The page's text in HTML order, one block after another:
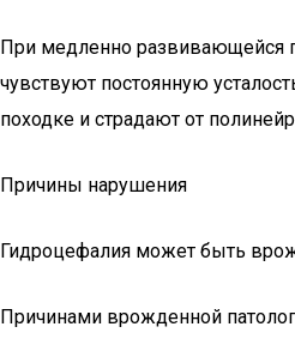
При медленно развивающейся
чувствуют постоянную
походке и страдают от
Причины нарушения
Гидроцефалия может быть
Причинами врожденной